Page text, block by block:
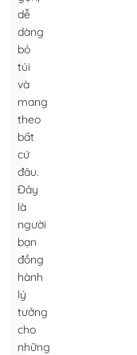
dễ
dàng
bỏ
túi
và
mang
theo
bất
cứ
đâu.
Đây
là
người
bạn
đồng
hành
lý
tưởng
cho
những